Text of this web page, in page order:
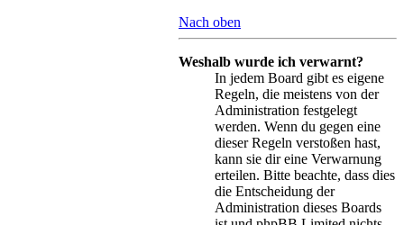
Nach oben
Weshalb wurde ich verwarnt?
In jedem Board gibt es eigene
Regeln, die meistens von der
Administration festgelegt
werden. Wenn du gegen eine
dieser Regeln verstoßen hast,
kann sie dir eine Verwarnung
erteilen. Bitte beachte, dass dies
die Entscheidung der
Administration dieses Boards